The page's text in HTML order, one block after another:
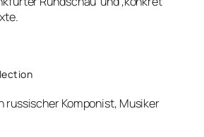
russischer Komponist, Musiker